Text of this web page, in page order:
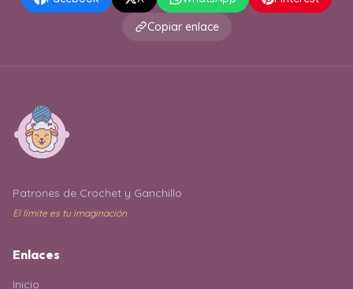
Copiar enlace
Patrones de Crochet y Ganchillo
El límite es tu imaginación
Enlaces
Inicio